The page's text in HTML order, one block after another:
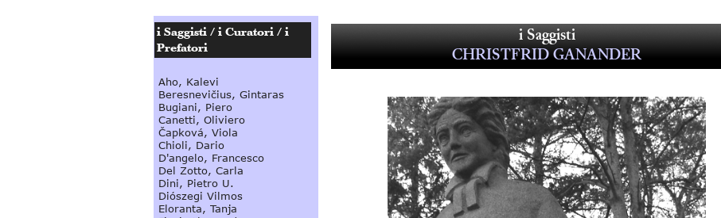
i Saggisti
CHRISTFRID GANANDER